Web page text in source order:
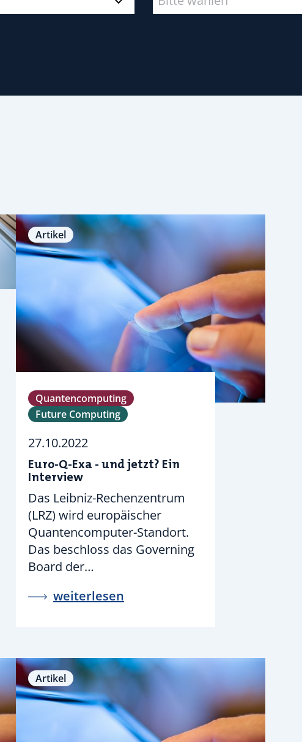
Artikel
Quantencomputing
Future Computing
27.10.2022
Euro-Q-Exa - und jetzt? Ein
Interview
Das Leibniz-Rechenzentrum
(LRZ) wird europäischer
Quantencomputer-Standort.
Das beschloss das Governing
Board der…
weiterlesen
Artikel